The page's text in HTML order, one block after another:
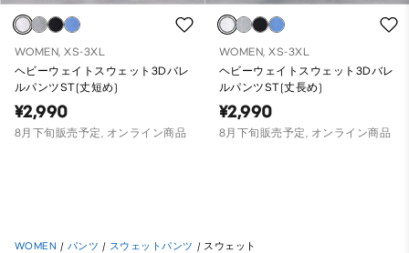
WOMEN, XS-3XL
ヘビーウェイトスウェット3Dバレ
ルパンツST(丈短め)
¥2,990
8月下旬販売予定, オンライン商品
WOMEN, XS-3XL
ヘビーウェイトスウェット3Dバレ
ルパンツST(丈長め)
¥2,990
8月下旬販売予定, オンライン商品
WOMEN / パンツ / スウェットパンツ / スウェット